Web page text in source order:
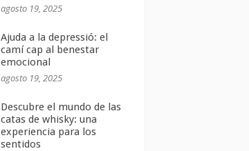
agosto 19, 2025
Ajuda a la depressió: el
camí cap al benestar
emocional
agosto 19, 2025
Descubre el mundo de las
catas de whisky: una
experiencia para los
sentidos